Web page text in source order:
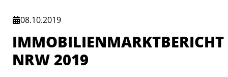
08.10.2019
IMMOBILIENMARKTBERICHT
NRW 2019